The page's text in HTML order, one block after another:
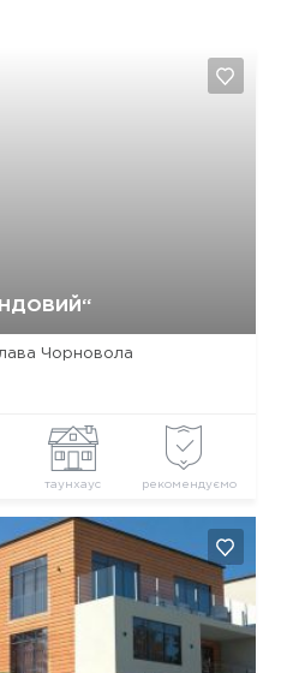
Чорновола
таунхаус рекомендуємо